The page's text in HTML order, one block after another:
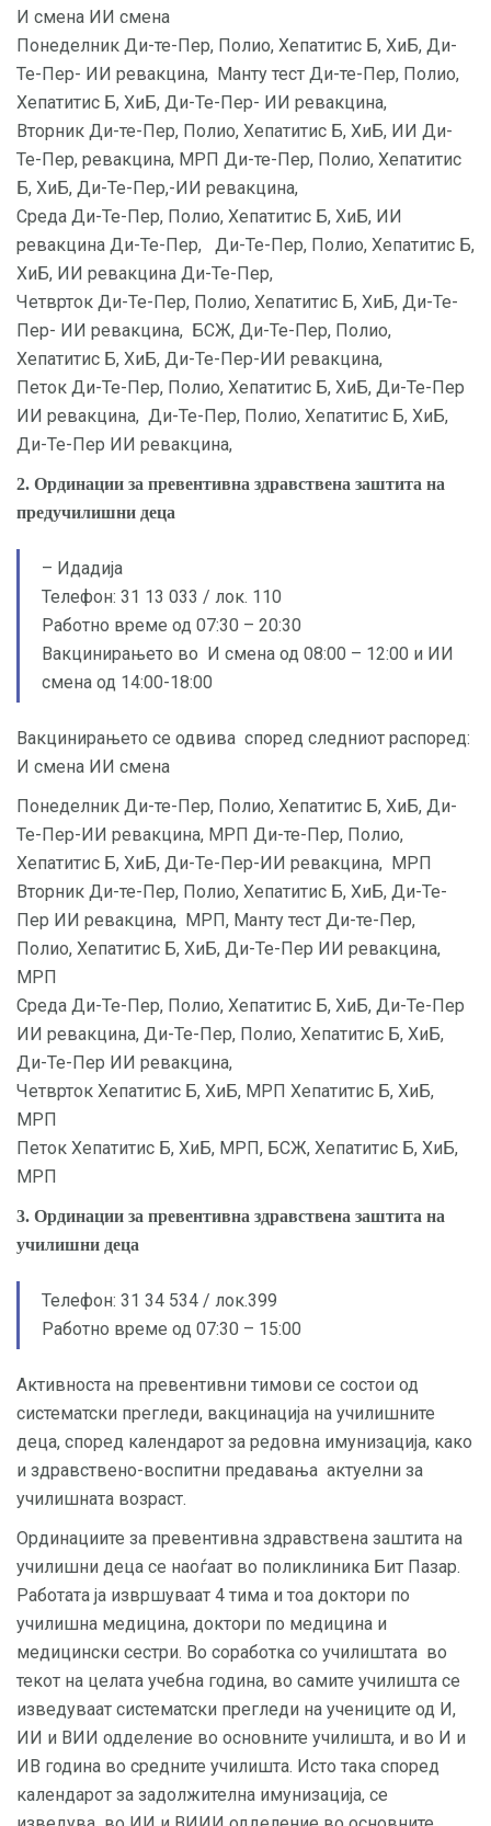
И смена ИИ смена
Понеделник Ди-те-Пер, Полио, Хепатитис Б, ХиБ, Ди-
Те-Пер- ИИ ревакцина, Манту тест Ди-те-Пер, Полио,
Хепатитис Б, ХиБ, Ди-Те-Пер- ИИ ревакцина,
Вторник Ди-те-Пер, Полио, Хепатитис Б, ХиБ, ИИ Ди-
Те-Пер, ревакцина, МРП Ди-те-Пер, Полио, Хепатитис
Б, ХиБ, Ди-Те-Пер,-ИИ ревакцина,
Среда Ди-Те-Пер, Полио, Хепатитис Б, ХиБ, ИИ
ревакцина Ди-Те-Пер, Ди-Те-Пер, Полио, Хепатитис Б,
ХиБ, ИИ ревакцина Ди-Те-Пер,
Четврток Ди-Те-Пер, Полио, Хепатитис Б, ХиБ, Ди-Те-
Пер- ИИ ревакцина, БСЖ, Ди-Те-Пер, Полио,
Хепатитис Б, ХиБ, Ди-Те-Пер-ИИ ревакцина,
Петок Ди-Те-Пер, Полио, Хепатитис Б, ХиБ, Ди-Те-Пер
ИИ ревакцина, Ди-Те-Пер, Полио, Хепатитис Б, ХиБ,
Ди-Те-Пер ИИ ревакцина,
2. Ординации за превентивна здравствена заштита на
предучилишни деца
– Идадија
Телефон: 31 13 033 / лок. 110
Работно време од 07:30 – 20:30
Вакцинирањето во И смена од 08:00 – 12:00 и ИИ
смена од 14:00-18:00
Вакцинирањето се одвива според следниот распоред:
И смена ИИ смена
Понеделник Ди-те-Пер, Полио, Хепатитис Б, ХиБ, Ди-
Те-Пер-ИИ ревакцина, МРП Ди-те-Пер, Полио,
Хепатитис Б, ХиБ, Ди-Те-Пер-ИИ ревакцина, МРП
Вторник Ди-те-Пер, Полио, Хепатитис Б, ХиБ, Ди-Те-
Пер ИИ ревакцина, МРП, Манту тест Ди-те-Пер,
Полио, Хепатитис Б, ХиБ, Ди-Те-Пер ИИ ревакцина,
МРП
Среда Ди-Те-Пер, Полио, Хепатитис Б, ХиБ, Ди-Те-Пер
ИИ ревакцина, Ди-Те-Пер, Полио, Хепатитис Б, ХиБ,
Ди-Те-Пер ИИ ревакцина,
Четврток Хепатитис Б, ХиБ, МРП Хепатитис Б, ХиБ,
МРП
Петок Хепатитис Б, ХиБ, МРП, БСЖ, Хепатитис Б, ХиБ,
МРП
3. Ординации за превентивна здравствена заштита на
училишни деца
Телефон: 31 34 534 / лок.399
Работно време од 07:30 – 15:00
Активноста на превентивни тимови се состои од
систематски прегледи, вакцинација на училишните
деца, според календарот за редовна имунизација, како
и здравствено-воспитни предавања актуелни за
училишната возраст.
Ординациите за превентивна здравствена заштита на
училишни деца се наоѓаат во поликлиника Бит Пазар.
Работата ја извршуваат 4 тима и тоа доктори по
училишна медицина, доктори по медицина и
медицински сестри. Во соработка со училиштата во
текот на целата учебна година, во самите училишта се
изведуваат систематски прегледи на учениците од И,
ИИ и ВИИ одделение во основните училишта, и во И и
ИВ година во средните училишта. Исто така според
календарот за задолжителна имунизација, се